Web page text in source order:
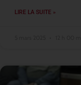
LIRE LA SUITE »